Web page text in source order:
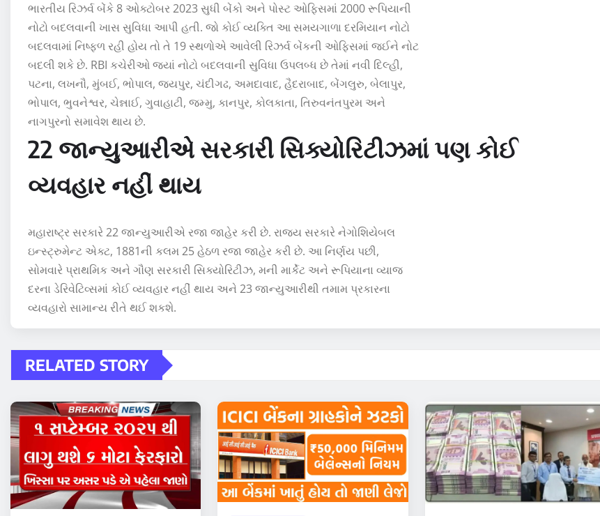
ભારતીય રિઝર્વ બેંકે 8 ઓક્ટોબર 2023 સુધી બેંકો અને પોસ્ટ ઓફિસમાં 2000 રૂપિયાની
નોટો બદલવાની ખાસ સુવિધા આપી હતી. જો કોઈ વ્યક્તિ આ સમયગાળા દરમિયાન નોટો
બદલવામાં નિષ્ફળ રહી હોય તો તે 19 સ્થળોએ આવેલી રિઝર્વ બેંકની ઓફિસમાં જઈને નોટ
બદલી શકે છે. RBI કચેરીઓ જ્યાં નોટો બદલવાની સુવિધા ઉપલબ્ધ છે તેમાં નવી દિલ્હી,
પટના, લખનૌ, મુંબઈ, ભોપાલ, જયપુર, ચંદીગઢ, અમદાવાદ, હૈદરાબાદ, બેંગલુરુ, બેલાપુર,
ભોપાલ, ભુવનેશ્વર, ચેન્નાઈ, ગુવાહાટી, જમ્મુ, કાનપુર, કોલકાતા, તિરુવનંતપુરમ અને
નાગપુરનો સમાવેશ થાય છે.
22 જાન્યુઆરીએ સરકારી સિક્યોરિટીઝમાં પણ કોઈ
વ્યવહાર નહીં થાય
મહારાષ્ટ્ર સરકારે 22 જાન્યુઆરીએ રજા જાહેર કરી છે. રાજ્ય સરકારે નેગોશિયેબલ
ઇન્સ્ટ્રુમેન્ટ એક્ટ, 1881ની કલમ 25 હેઠળ રજા જાહેર કરી છે. આ નિર્ણય પછી,
સોમવારે પ્રાથમિક અને ગૌણ સરકારી સિક્યોરિટીઝ, મની માર્કેટ અને રૂપિયાના વ્યાજ
દરના ડેરિવેટિવ્સમાં કોઈ વ્યવહાર નહીં થાય અને 23 જાન્યુઆરીથી તમામ પ્રકારના
વ્યવહારો સામાન્ય રીતે થઈ શકશે.
RELATED STORY